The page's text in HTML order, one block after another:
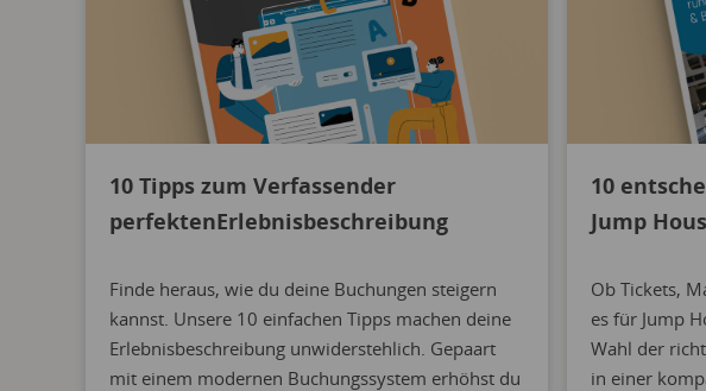
10 Tipps zum Verfassender
perfektenErlebnisbeschreibung
Finde heraus, wie du deine Buchungen steigern
kannst. Unsere 10 einfachen Tipps machen deine
Erlebnisbeschreibung unwiderstehlich. Gepaart
mit einem modernen Buchungssystem erhöhst du
10
Jump
Ob Tickets,
es für Jump
Wahl der
in einer